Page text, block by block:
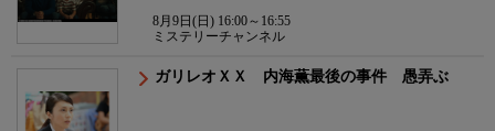
8月9日(日) 16:00～16:55
ミステリーチャンネル
ガリレオＸＸ 内海薫最後の事件 愚弄ぶ